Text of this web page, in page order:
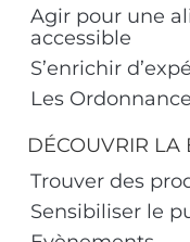
Agir pour une
accessible
S’enrichir
Les
DÉCOUVRIR LA
Trouver des
Sensibiliser le